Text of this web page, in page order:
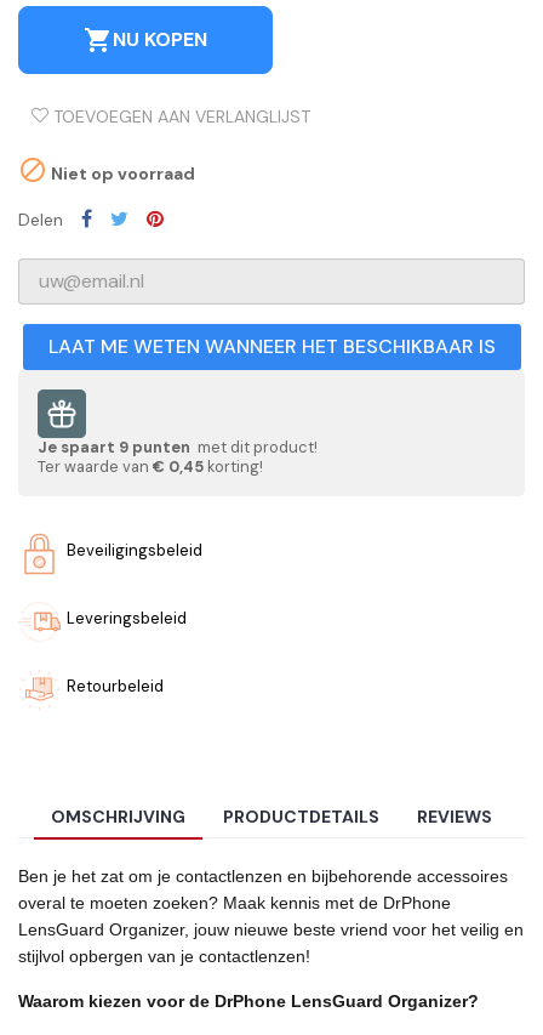
shopping_cartNU KOPEN
TOEVOEGEN AAN VERLANGLIJST
 Niet op voorraad
Delen
LAAT ME WETEN WANNEER HET BESCHIKBAAR IS
Je spaart 9 punten met dit product!
Ter waarde van € 0,45 korting!
Beveiligingsbeleid
Leveringsbeleid
Retourbeleid
OMSCHRIJVING PRODUCTDETAILS REVIEWS
Ben je het zat om je contactlenzen en bijbehorende accessoires
overal te moeten zoeken? Maak kennis met de DrPhone
LensGuard Organizer, jouw nieuwe beste vriend voor het veilig en
stijlvol opbergen van je contactlenzen!
Waarom kiezen voor de DrPhone LensGuard Organizer?